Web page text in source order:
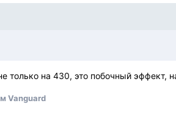
только на 430, это побочный эффект,
Vanguard